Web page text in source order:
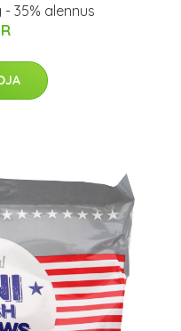
35% alennus